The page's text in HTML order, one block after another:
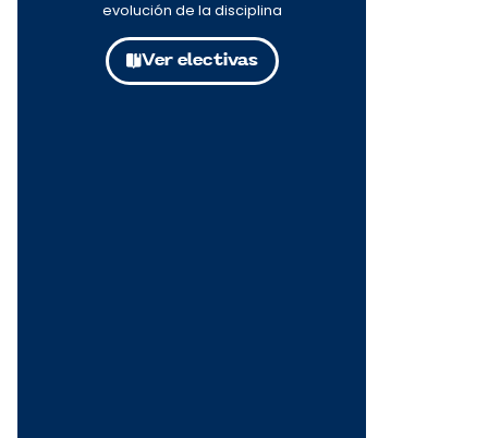
evolución de la disciplina
Ver electivas